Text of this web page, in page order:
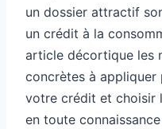
un dossier attractif
un crédit à la
article décortique les
concrètes à
votre crédit et choisir
en toute